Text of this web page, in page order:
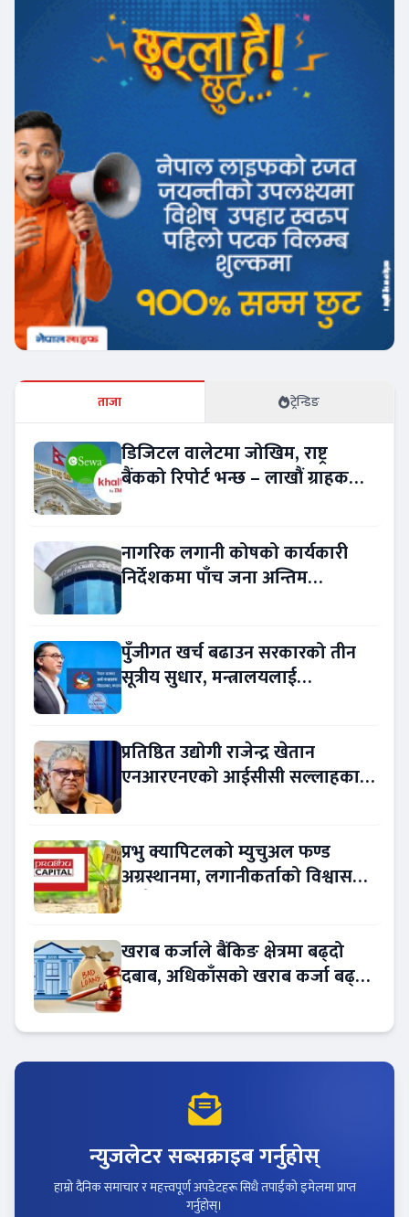
ताजा ट्रेन्डिङ
डिजिटल वालेटमा जोखिम, राष्ट्र
बैंकको रिपोर्ट भन्छ – लाखौं ग्राहकको
नागरिक लगानी कोषको कार्यकारी
निर्देशकमा पाँच जना अन्तिम
पुँजीगत खर्च बढाउन सरकारको तीन
सूत्रीय सुधार, मन्त्रालयलाई
प्रतिष्ठित उद्योगी राजेन्द्र खेतान
एनआरएनएको आईसीसी सल्लाहकार
प्रभु क्यापिटलको म्युचुअल फण्ड
अग्रस्थानमा, लगानीकर्ताको विश्वास
खराब कर्जाले बैंकिङ क्षेत्रमा बढ्दो
दबाब, अधिकाँसको खराब कर्जा बढ्दो
न्युजलेटर सब्सक्राइब गर्नुहोस्
हाम्रो दैनिक समाचार र महत्त्वपूर्ण अपडेटहरू सिधै तपाईंको इमेलमा प्राप्त
गर्नुहोस्।